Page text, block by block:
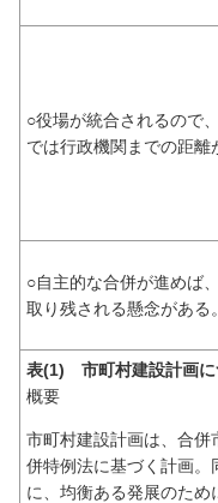
○役場が統合されるので
では行政機関までの距離
○自主的な合併が進めば
取り残される懸念がある。
表(1) 市町村建設計画に
概要
市町村建設計画は、合併
併特例法に基づく計画。
に、均衡ある発展のた